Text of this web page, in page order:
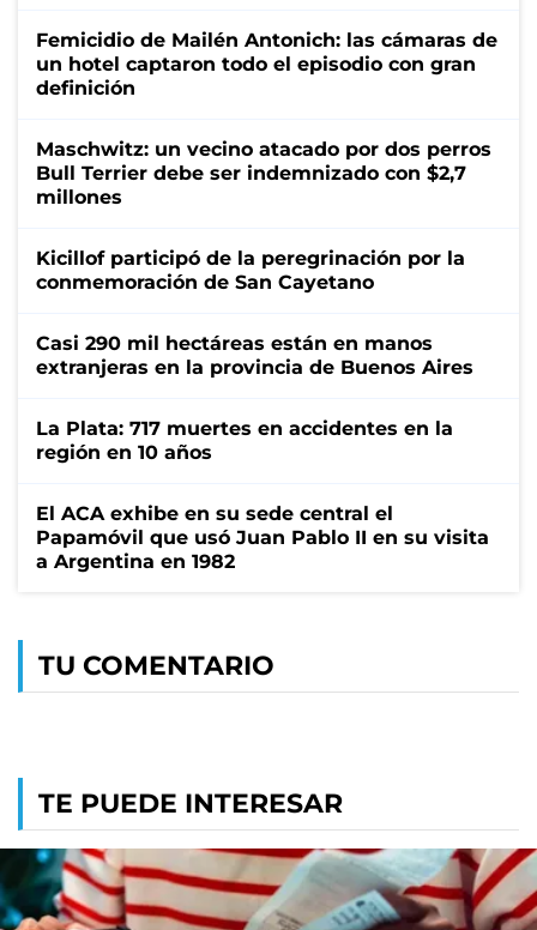
Femicidio de Mailén Antonich: las cámaras de
un hotel captaron todo el episodio con gran
definición
Maschwitz: un vecino atacado por dos perros
Bull Terrier debe ser indemnizado con $2,7
millones
Kicillof participó de la peregrinación por la
conmemoración de San Cayetano
Casi 290 mil hectáreas están en manos
extranjeras en la provincia de Buenos Aires
La Plata: 717 muertes en accidentes en la
región en 10 años
El ACA exhibe en su sede central el
Papamóvil que usó Juan Pablo II en su visita
a Argentina en 1982
TU COMENTARIO
TE PUEDE INTERESAR